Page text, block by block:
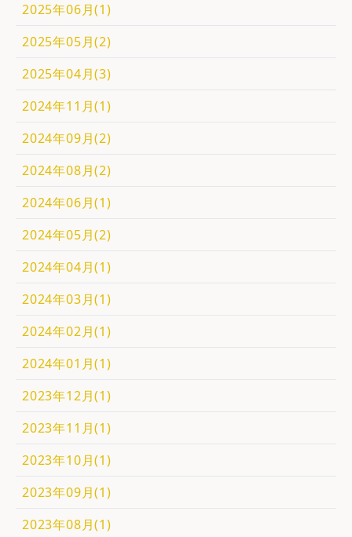
2025年06月(1)
2025年05月(2)
2025年04月(3)
2024年11月(1)
2024年09月(2)
2024年08月(2)
2024年06月(1)
2024年05月(2)
2024年04月(1)
2024年03月(1)
2024年02月(1)
2024年01月(1)
2023年12月(1)
2023年11月(1)
2023年10月(1)
2023年09月(1)
2023年08月(1)